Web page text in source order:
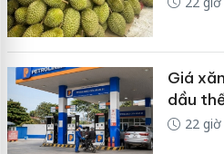
Giá
dầu
22